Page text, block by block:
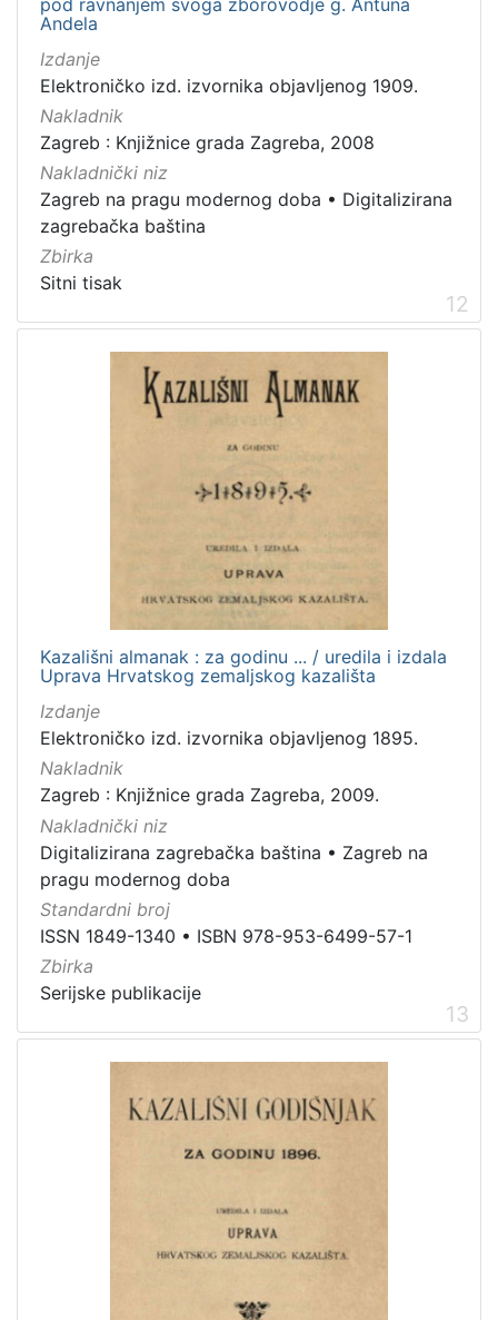
Andela
Izdanje
Elektroničko izd. izvornika objavljenog 1909.
Nakladnik
Zagreb : Knjižnice grada Zagreba, 2008
Nakladnički niz
Zagreb na pragu modernog doba • Digitalizirana
zagrebačka baština
Zbirka
Sitni tisak
12
Kazališni almanak : za godinu ... / uredila i izdala
Uprava Hrvatskog zemaljskog kazališta
Izdanje
Elektroničko izd. izvornika objavljenog 1895.
Nakladnik
Zagreb : Knjižnice grada Zagreba, 2009.
Nakladnički niz
Digitalizirana zagrebačka baština • Zagreb na
pragu modernog doba
Standardni broj
ISSN 1849-1340 • ISBN 978-953-6499-57-1
Zbirka
Serijske publikacije
13